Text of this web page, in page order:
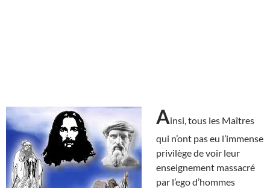
Ainsi, tous les Maîtres
qui n’ont pas eu l’immense
privilège de voir leur
enseignement massacré
par l’ego d’hommes